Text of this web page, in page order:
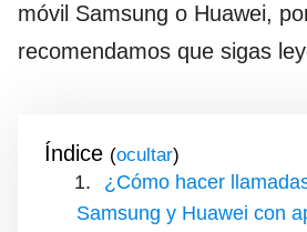
móvil Samsung o Huawei,
recomendamos que sigas
Índice ( )
¿Cómo hacer
Samsung y Huawei con